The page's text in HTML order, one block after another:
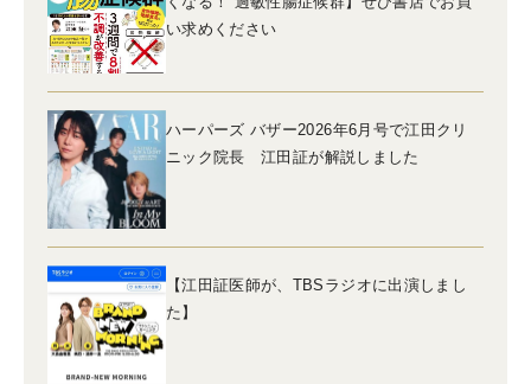
い求めください
ハーパーズ バザー2026年6月号で江田クリ
ニック院長 江田証が解説しました
【江田証医師が、TBSラジオに出演しまし
た】